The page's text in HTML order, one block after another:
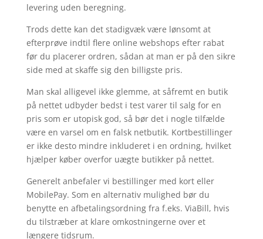
levering uden beregning.
Trods dette kan det stadigvæk være lønsomt at
efterprøve indtil flere online webshops efter rabat
før du placerer ordren, sådan at man er på den sikre
side med at skaffe sig den billigste pris.
Man skal alligevel ikke glemme, at såfremt en butik
på nettet udbyder bedst i test varer til salg for en
pris som er utopisk god, så bør det i nogle tilfælde
være en varsel om en falsk netbutik. Kortbestillinger
er ikke desto mindre inkluderet i en ordning, hvilket
hjælper køber overfor uægte butikker på nettet.
Generelt anbefaler vi bestillinger med kort eller
MobilePay. Som en alternativ mulighed bør du
benytte en afbetalingsordning fra f.eks. ViaBill, hvis
du tilstræber at klare omkostningerne over et
længere tidsrum.